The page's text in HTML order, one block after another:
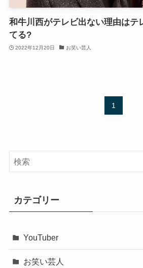
和牛川西がテレビ出ない理由はテ
てる?
2022年12月20日 お笑い芸人
1
カテゴリー
YouTuber
お笑い芸人